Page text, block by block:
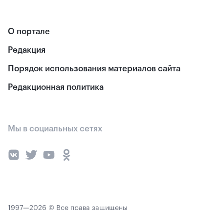
О портале
Редакция
Порядок использования материалов сайта
Редакционная политика
Мы в социальных сетях
1997—2026 © Все права защищены